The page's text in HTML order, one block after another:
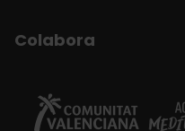
Colabora